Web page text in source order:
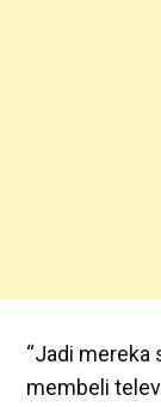
“Jadi mereka
membeli